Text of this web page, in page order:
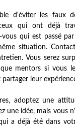
d'éviter les faux
qui ont déjà
vous qui est passé
situation.
Vous serez
mentors si vous
leur
adoptez une
une idée, mais vous
a déjà été dans